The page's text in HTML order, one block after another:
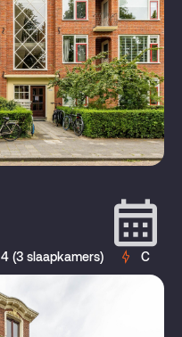
4 (3 slaapkamers) C